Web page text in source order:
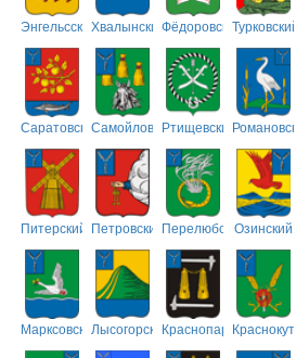
ЭнгельсскийХвалынскийФёдоровскийТурковский
СаратовскийСамойловскийРтищевский
Питерский ПетровскийПерелюбскийОзинский
МарксовскийЛысогорскийКраснопартизанский